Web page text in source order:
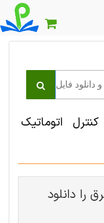
اتوماتیک
را دانلود